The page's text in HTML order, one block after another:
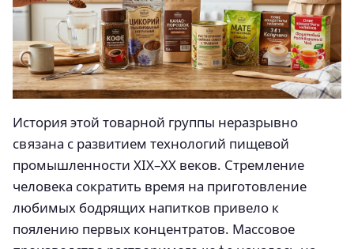
История этой товарной группы неразрывно
связана с развитием технологий пищевой
промышленности XIX–XX веков. Стремление
человека сократить время на приготовление
любимых бодрящих напитков привело к
поялению первых концентратов. Массовое